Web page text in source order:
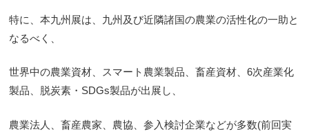
特に、本九州展は、九州及び近隣諸国の農業の活性化の一助と
なるべく、
世界中の農業資材、スマート農業製品、畜産資材、6次産業化
製品、脱炭素・SDGs製品が出展し、
農業法人、畜産農家、農協、参入検討企業などが多数(前回実